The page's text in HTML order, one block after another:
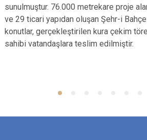
sunulmuştur. 76.000 metrekare proje
ve 29 ticari yapıdan oluşan Şehr-i Bahçe
konutlar, gerçekleştirilen kura çekim
sahibi vatandaşlara teslim edilmiştir.